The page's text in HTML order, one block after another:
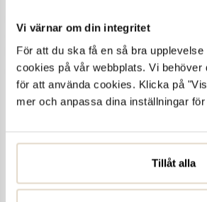
Vi värnar om din integritet
För att du ska få en så bra
cookies på vår webbplats. Vi behöver
för att använda cookies. Klicka på
mer och anpassa dina inställningar
Tillåt alla